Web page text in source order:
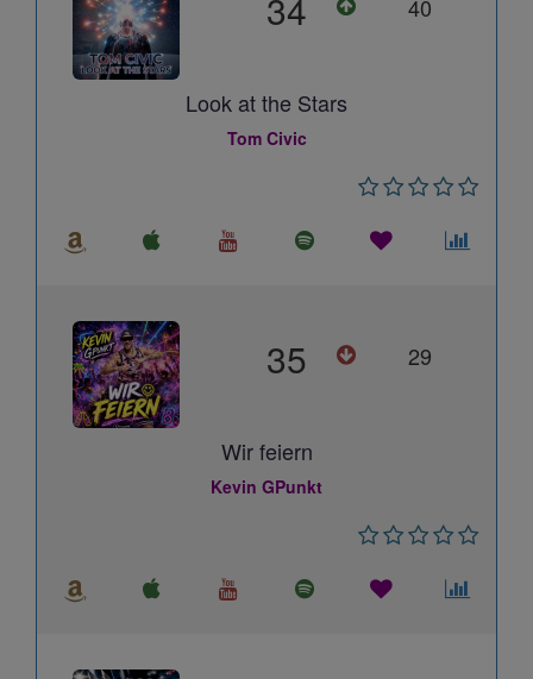
40
Look at the Stars
Tom Civic
35 29
Wir feiern
Kevin GPunkt